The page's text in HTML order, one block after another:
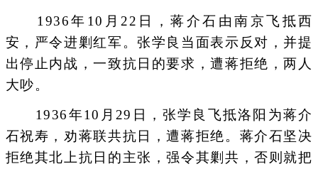
1936年10月22日，蒋介石由南京飞抵西
安，严令进剿红军。张学良当面表示反对，并提
出停止内战，一致抗日的要求，遭蒋拒绝，两人
大吵。
1936年10月29日，张学良飞抵洛阳为蒋介
石祝寿，劝蒋联共抗日，遭蒋拒绝。蒋介石坚决
拒绝其北上抗日的主张，强令其剿共，否则就把